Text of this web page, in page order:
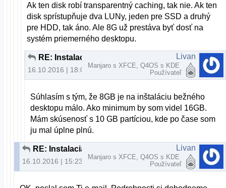
Ak ten disk robí transparentný caching, tak nie. Ak ten
disk sprístupňuje dva LUNy, jeden pre SSD a druhý
pre HDD, tak áno. Ale 8G už prestáva byť dosť na
systém priemerného desktopu.
RE: Instalacia linuxu
16.10.2016 | 18:03
Livan
Manjaro s XFCE, Q4OS s KDE
Používateľ
Súhlasím s tým, že 8GB je na inštaláciu bežného
desktopu málo. Ako minimum by som videl 16GB.
Mám skúsenosť s 10 GB partíciou, kde po čase som
ju mal úplne plnú.
RE: Instalacia linuxu
16.10.2016 | 15:23
Livan
Manjaro s XFCE, Q4OS s KDE
Používateľ